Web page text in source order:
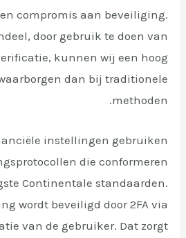
compromis aan beveiliging.
door gebruik te doen van
kunnen wij een hoog
dan bij traditionele
methoden.
instellingen gebruiken
die conformeren
Continentale standaarden.
wordt beveiligd door 2FA via
van de gebruiker. Dat zorgt